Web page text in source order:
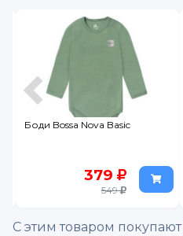
Боди Bossa Nova Basic
379
549
С этим товаром покупают